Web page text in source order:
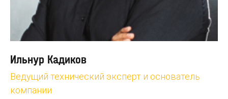
Ильнур Кадиков
Ведущий технический эксперт и основатель
компании